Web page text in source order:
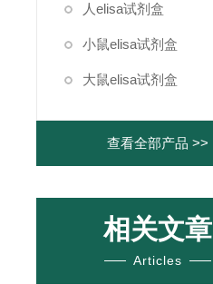
人elisa试剂盒
小鼠elisa试剂盒
大鼠elisa试剂盒
查看全部产品 >>
相关文章
Articles